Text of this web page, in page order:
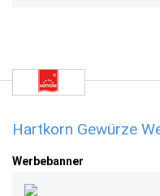
Hartkorn Gewürze
Werbebanner